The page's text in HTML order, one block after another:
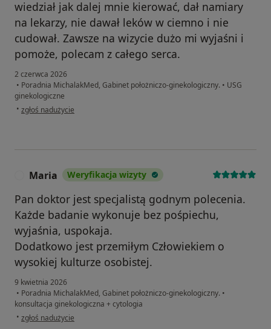
wiedział jak dalej mnie kierować, dał namiary
na lekarzy, nie dawał leków w ciemno i nie
cudował. Zawsze na wizycie dużo mi wyjaśni i
pomoże, polecam z całego serca.
2 czerwca 2026
• Poradnia MichalakMed, Gabinet położniczo-ginekologiczny. • USG
ginekologiczne
• w opinii użytkownika KS
zgłoś nadużycie
Maria Weryfikacja wizyty
Pan doktor jest specjalistą godnym polecenia.
Każde badanie wykonuje bez pośpiechu,
wyjaśnia, uspokaja.
Dodatkowo jest przemiłym Człowiekiem o
wysokiej kulturze osobistej.
9 kwietnia 2026
• Poradnia MichalakMed, Gabinet położniczo-ginekologiczny. •
konsultacja ginekologiczna + cytologia
• w opinii użytkownika Maria
zgłoś nadużycie